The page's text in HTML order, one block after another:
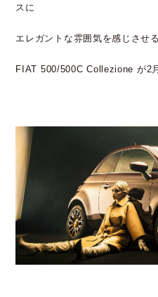
スに
エレガントな雰囲気を感じさせ
FIAT 500/500C Collezione が2